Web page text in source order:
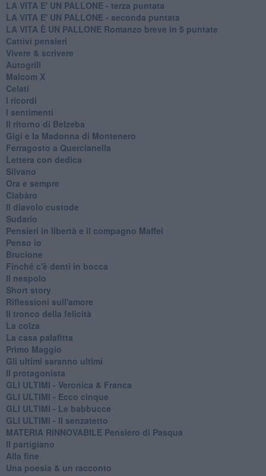
LA VITA E' UN PALLONE - terza puntata
LA VITA E' UN PALLONE - seconda puntata
LA VITA È UN PALLONE Romanzo breve in 5 puntate
Cattivi pensieri
Vivere & scrivere
Autogrill
Malcom X
Celati
I ricordi
I sentimenti
Il ritorno di Belzeba
Gigi e la Madonna di Montenero
Ferragosto a Quercianella
Lettera con dedica
Silvano
Ora e sempre
Ciabàro
Il diavolo custode
Sudario
Pensieri in libertà e il compagno Maffei
Penso io
Brucione
Finché c'è denti in bocca
Il nespolo
Short story
Riflessioni sull'amore
Il tronco della felicità
La colza
La casa palafitta
Primo Maggio
Gli ultimi saranno ultimi
Il protagonista
GLI ULTIMI - Veronica & Franca
GLI ULTIMI - Ecco cinque
GLI ULTIMI - Le babbucce
GLI ULTIMI - Il senzatetto
MATERIA RINNOVABILE Pensiero di Pasqua
Il partigiano
Alla fine
Una poesia & un racconto